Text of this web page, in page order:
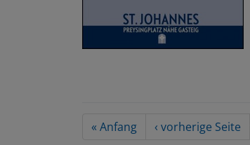
Seitennummerierung
First
« Anfang
Vorherige
‹ vorherige Seite